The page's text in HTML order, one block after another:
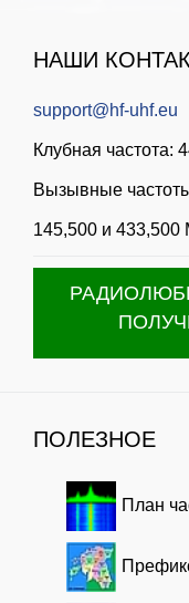
НАШИ
support@hf-uhf.eu
Клубная частота:
Вызывные
145,500 и 433,500
ПОЛЕЗНОЕ
План